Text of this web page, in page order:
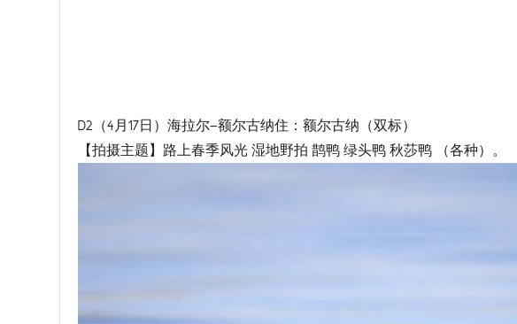
D2（4月17日）海拉尔—额尔古纳住：额尔古纳（双标）
【拍摄主题】路上春季风光 湿地野拍 鹊鸭 绿头鸭 秋莎鸭 （各种）。